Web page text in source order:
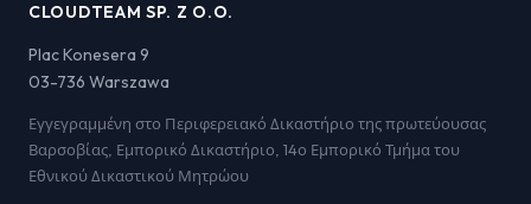
CLOUDTEAM SP. Z O.O.
Plac Konesera 9
03-736 Warszawa
Εγγεγραμμένη στο Περιφερειακό Δικαστήριο της πρωτεύουσας
Βαρσοβίας, Εμπορικό Δικαστήριο, 14ο Εμπορικό Τμήμα του
Εθνικού Δικαστικού Μητρώου